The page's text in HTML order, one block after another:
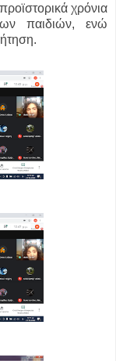
χρόνια
παιδιών, ενώ